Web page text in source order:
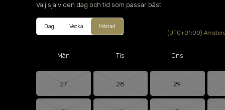
Välj själv den dag och tid som passar bäst
Dag Vecka Månad
(UTC+01:00)
Mån Tis Ons
27 28 29